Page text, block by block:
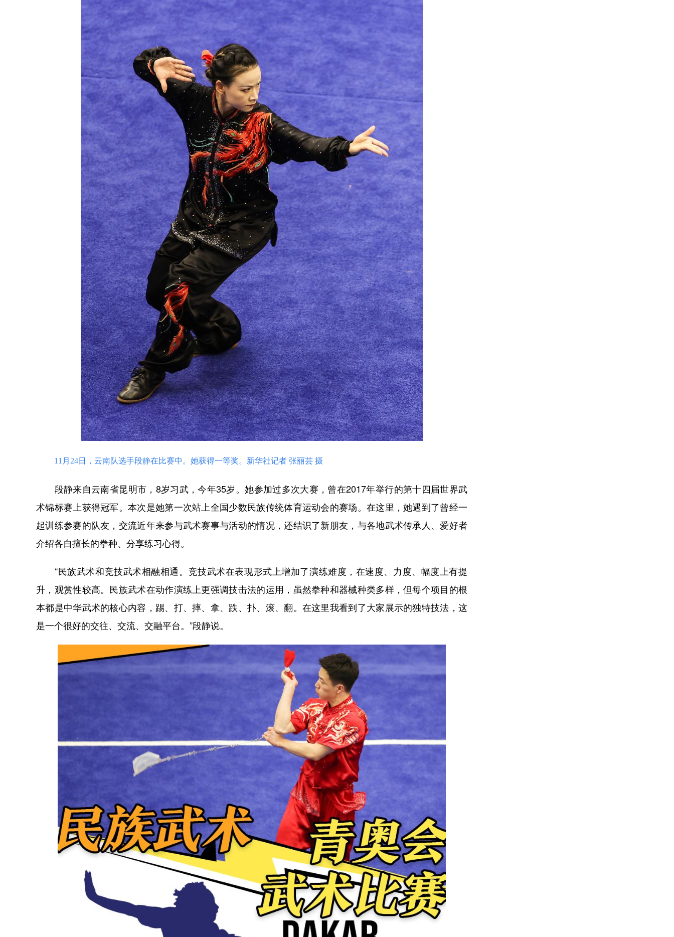
11月24日，云南队选手段静在比赛中。她获得一等奖。新华社记者 张丽芸 摄
段静来自云南省昆明市，8岁习武，今年35岁。她参加过多次大赛，曾在2017年举行的第十四届世界武
术锦标赛上获得冠军。本次是她第一次站上全国少数民族传统体育运动会的赛场。在这里，她遇到了曾经一
起训练参赛的队友，交流近年来参与武术赛事与活动的情况，还结识了新朋友，与各地武术传承人、爱好者
介绍各自擅长的拳种、分享练习心得。
“民族武术和竞技武术相融相通。竞技武术在表现形式上增加了演练难度，在速度、力度、幅度上有提
升，观赏性较高。民族武术在动作演练上更强调技击法的运用，虽然拳种和器械种类多样，但每个项目的根
本都是中华武术的核心内容，踢、打、摔、拿、跌、扑、滚、翻。在这里我看到了大家展示的独特技法，这
是一个很好的交往、交流、交融平台。”段静说。